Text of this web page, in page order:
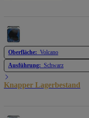
Oberfläche: Volcano
Ausführung: Schwarz
Knapper Lagerbestand